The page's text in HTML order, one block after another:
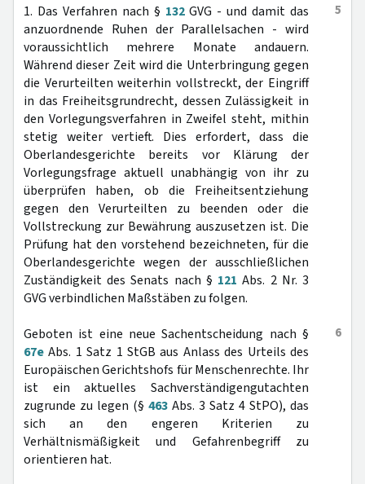
5
1. Das Verfahren nach § 132GVG - und damit das
anzuordnende Ruhen der Parallelsachen - wird
voraussichtlich mehrere Monate andauern.
Während dieser Zeit wird die Unterbringung gegen
die Verurteilten weiterhin vollstreckt, der Eingriff
in das Freiheitsgrundrecht, dessen Zulässigkeit in
den Vorlegungsverfahren in Zweifel steht, mithin
stetig weiter vertieft. Dies erfordert, dass die
Oberlandesgerichte bereits vor Klärung der
Vorlegungsfrage aktuell unabhängig von ihr zu
überprüfen haben, ob die Freiheitsentziehung
gegen den Verurteilten zu beenden oder die
Vollstreckung zur Bewährung auszusetzen ist. Die
Prüfung hat den vorstehend bezeichneten, für die
Oberlandesgerichte wegen der ausschließlichen
Zuständigkeit des Senats nach § 121 Abs. 2 Nr. 3
GVG verbindlichen Maßstäben zu folgen.
6
Geboten ist eine neue Sachentscheidung nach §
67e Abs. 1 Satz 1 StGB aus Anlass des Urteils des
Europäischen Gerichtshofs für Menschenrechte. Ihr
ist ein aktuelles Sachverständigengutachten
zugrunde zu legen (§ 463 Abs. 3 Satz 4 StPO), das
sich an den engeren Kriterien zu
Verhältnismäßigkeit und Gefahrenbegriff zu
orientieren hat.